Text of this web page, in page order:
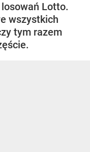
Lotto.
wszystkich
tym razem